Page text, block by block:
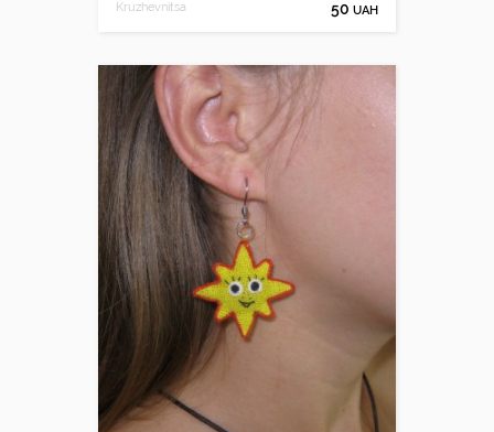
Kruzhevnitsa 50 UAH